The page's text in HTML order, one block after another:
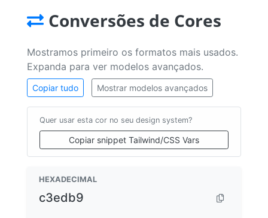
Conversões de Cores
Mostramos primeiro os formatos mais usados.
Expanda para ver modelos avançados.
Copiar tudo Mostrar modelos avançados
Quer usar esta cor no seu design system?
Copiar snippet Tailwind/CSS Vars
HEXADECIMAL
c3edb9